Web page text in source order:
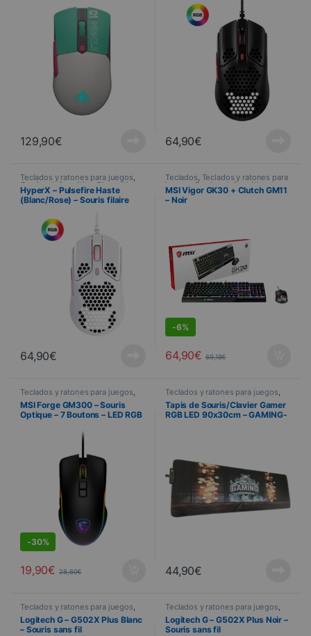
129,90€ 64,90€
Teclados y ratones para juegos,
Gaming , Informática ,Dispositivos
periféricos,Ratón
HyperX – Pulsefire Haste
(Blanc/Rose) – Souris filaire
64,90€
Teclados, Teclados y ratones para
juegos Gaming ,Informática ,
Dispositivos periféricos,
PROMOTIONS
MSI Vigor GK30 + Clutch GM11
– Noir
-6%
64,90€ 69,18€
Teclados y ratones para juegos,
Gaming Informática Dispositivos
periféricos,PROMOTIONS,Ratón
MSI Forge GM300 – Souris
Optique – 7 Boutons – LED RGB
-30%
19,90€ 28,60€
Teclados y ratones para juegos,
Gaming, Informática, Dispositivos
periféricos,Alfombras
Tapis de Souris/Clavier Gamer
RGB LED 90x30cm – GAMING-
44,90€
Teclados y ratones para juegos,
Gaming ,Informática, Dispositivos
periféricos,Ratón
Logitech G – G502X Plus Blanc
– Souris sans fil
Teclados y ratones para juegos,
Gaming ,Informática, Dispositivos
periféricos,Ratón
Logitech G – G502X Plus Noir –
Souris sans fil